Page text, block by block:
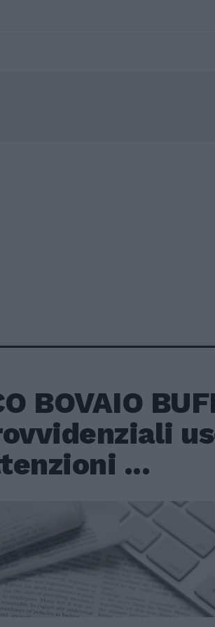
BOVAIO
...